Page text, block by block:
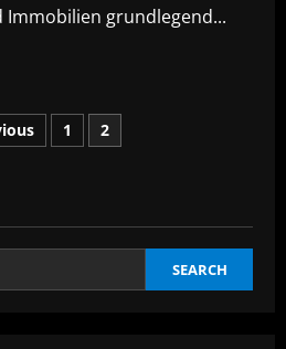
grundlegend...
1 2
SEARCH